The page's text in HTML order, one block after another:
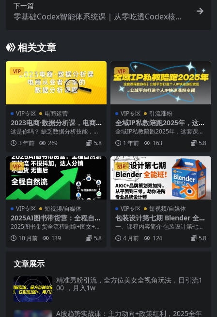
下一篇
零基础Codex智能体系统课｜从零吃透Codex核心
工作流
相关文章
VIP
VIP专区 电商运营
2023电商·数据分析课，电商·
从业者必学的数据分析课程
（42节课）
这是你吗？ 缺乏数据分析技能，工
作低效 缺乏分析思路，业务破局难
有分析的想法，...
3 年前 269 5.8
VIP
VIP专区 引流涨粉
全域IP私教陪跑2025年，这套
课程教你在​公域平台打造个人I
P快速涨粉变现
全域IP私教陪跑2025年，这套课程
教你在​公域平台打造个人IP快速涨
粉变现 适...
1 年前 163 5.8
VIP
VIP专区 短视频/自媒体
2025AI图书带货营：全程自然
流 不投流 不投抖加，达人分
销 不国货 无售后
2025图书带货全流程剧综+图文+政
史社科 01.图文书单:抖音图文赛道
的深度解...
10 月前 139 5.8
VIP
VIP专区 短视频/自媒体
包装设计第七期 Blender 全能
班！AIGC+品牌策划双加持，
从平面到三维，助你进阶专业
品牌设计师
一、课程内容简介 包装设计第七
期・Blender 全能班，以 “A...
4 月前 124 5.8
文章展示
精准男粉引流，全方位美女全视角玩法，日引流1
00 ，月入1w
A股趋势实战课：主力动向+政策红利，2025全年